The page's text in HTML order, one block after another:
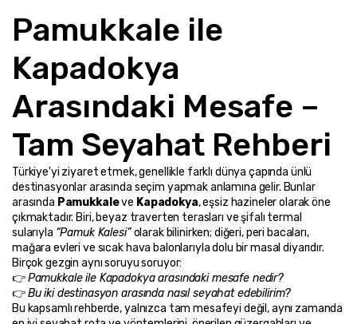
Pamukkale ile
Kapadokya
Arasındaki Mesafe –
Tam Seyahat Rehberi
Türkiye'yi ziyaret etmek, genellikle farklı dünya çapında ünlü
destinasyonlar arasında seçim yapmak anlamına gelir. Bunlar
arasında Pamukkale ve Kapadokya, eşsiz hazineler olarak öne
çıkmaktadır. Biri, beyaz traverten terasları ve şifalı termal
sularıyla “Pamuk Kalesi” olarak bilinirken; diğeri, peri bacaları,
mağara evleri ve sıcak hava balonlarıyla dolu bir masal diyarıdır.
Birçok gezgin aynı soruyu soruyor:
👉 Pamukkale ile Kapadokya arasındaki mesafe nedir?
👉 Bu iki destinasyon arasında nasıl seyahat edebilirim?
Bu kapsamlı rehberde, yalnızca tam mesafeyi değil, aynı zamanda